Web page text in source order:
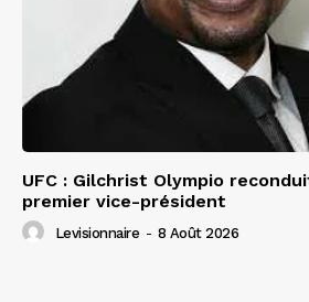
UFC : Gilchrist Olympio
premier vice-président
Levisionnaire - 8 Août 2026